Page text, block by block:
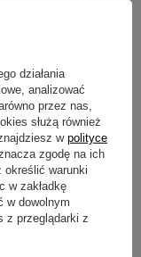
działania
analizować
przez nas,
służą również
w polityce
zgodę na ich
określić warunki
w zakładkę
w dowolnym
z przeglądarki z